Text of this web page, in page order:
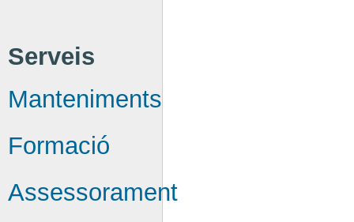
Serveis
Manteniments
Formació
Assessorament